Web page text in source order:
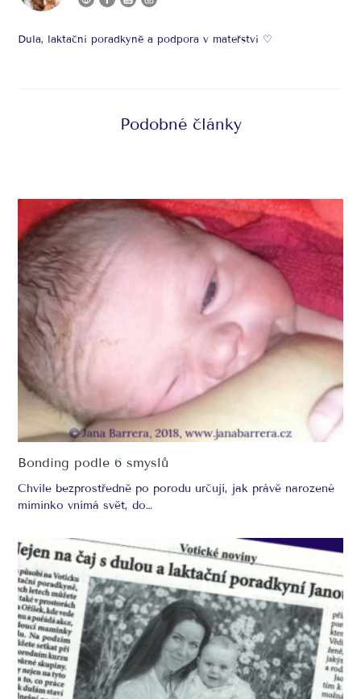
Dula, laktační poradkyně a podpora v mateřství ♡
Podobné články
Bonding podle 6 smyslů
Chvíle bezprostředně po porodu určují, jak právě narozené
miminko vnímá svět, do…